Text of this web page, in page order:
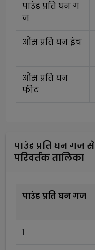
पाउंड प्रति घन ग
ज
औंस प्रति घन इंच
औंस प्रति घन
फीट
पाउंड प्रति घन गजसे
परिवर्तक तालिका
पाउंड प्रति घन गज
1